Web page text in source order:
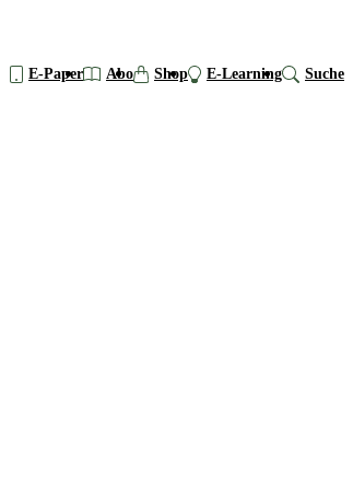
E-Paper Abo Shop E-Learning Suche